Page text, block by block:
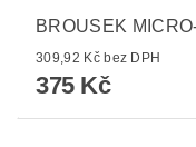
BROUSEK
309,92 Kč bez DPH
375 Kč